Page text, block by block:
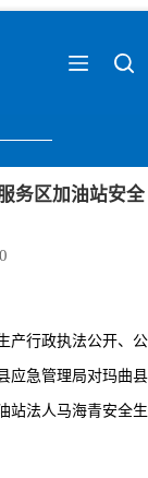
务区加油站安全
产行政执法公开、公
应急管理局对玛曲县
站法人马海青安全生